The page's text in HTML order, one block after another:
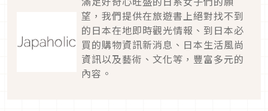
望，我們提供在旅遊書上絕對找不到
的日本在地即時觀光情報、到日本必
買的購物資訊新消息、日本生活風尚
資訊以及藝術、文化等，豐富多元的
內容。